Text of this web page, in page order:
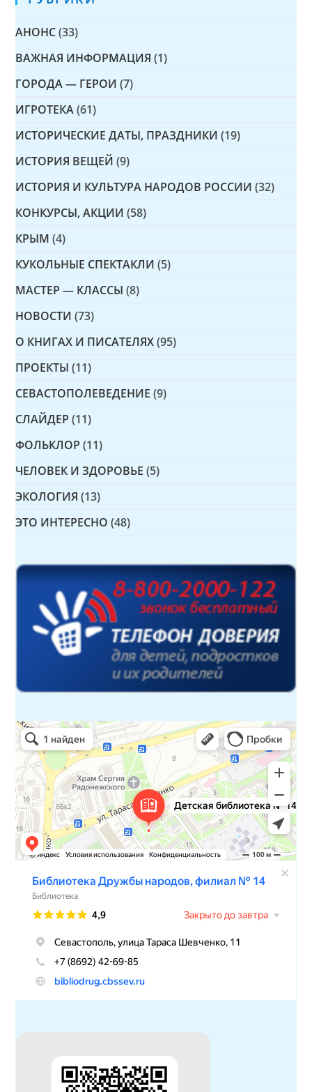
АНОНС (33)
ВАЖНАЯ ИНФОРМАЦИЯ (1)
ГОРОДА — ГЕРОИ (7)
ИГРОТЕКА (61)
ИСТОРИЧЕСКИЕ ДАТЫ, ПРАЗДНИКИ (19)
ИСТОРИЯ ВЕЩЕЙ (9)
ИСТОРИЯ И КУЛЬТУРА НАРОДОВ РОССИИ (32)
КОНКУРСЫ, АКЦИИ (58)
КРЫМ (4)
КУКОЛЬНЫЕ СПЕКТАКЛИ (5)
МАСТЕР — КЛАССЫ (8)
НОВОСТИ (73)
О КНИГАХ И ПИСАТЕЛЯХ (95)
ПРОЕКТЫ (11)
СЕВАСТОПОЛЕВЕДЕНИЕ (9)
СЛАЙДЕР (11)
ФОЛЬКЛОР (11)
ЧЕЛОВЕК И ЗДОРОВЬЕ (5)
ЭКОЛОГИЯ (13)
ЭТО ИНТЕРЕСНО (48)
Детская библиотека № 14 Дружбы народов
Библиотека в Севастополе